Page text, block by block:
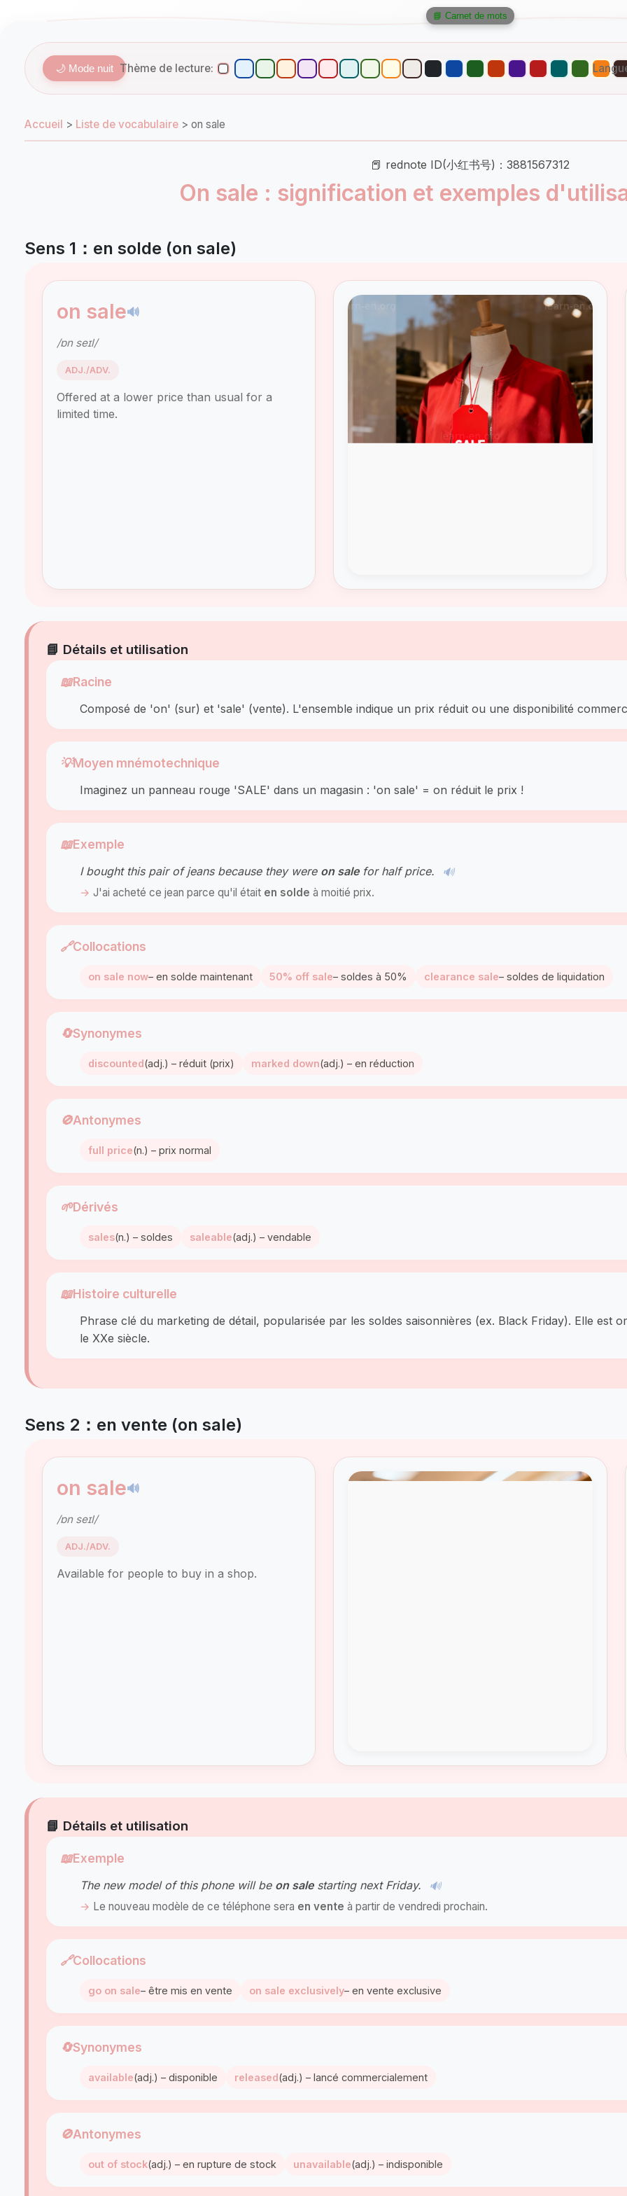
🌙 Mode nuit Thème de lecture:
Accueil > Liste de vocabulaire > on sale
📕 rednote ID(小红书号)：3881567312
On sale : signification et exemples
Sens 1：en solde (on sale)
on sale🔊
/ɒn seɪl/
ADJ./ADV.
Offered at a lower price than usual for a
limited time.
📘 Détails et utilisation
📖Racine
Composé de 'on' (sur) et 'sale' (vente). L'ensemble indique un prix réduit ou une disponibilité
💡Moyen mnémotechnique
Imaginez un panneau rouge 'SALE' dans un magasin : 'on sale' = on réduit le prix !
📖Exemple
I bought this pair of jeans because they were on salefor half price. 🔊
J'ai acheté ce jean parce qu'il était en solde à moitié prix.
🔗Collocations
on sale now– en solde maintenant 50% off sale– soldes à 50% clearance sale– soldes de liquidation
🔄Synonymes
discounted(adj.) – réduit (prix) marked down(adj.) – en réduction
🚫Antonymes
full price(n.) – prix normal
🌱Dérivés
sales(n.) – soldes saleable(adj.) – vendable
📖Histoire culturelle
Phrase clé du marketing de détail, popularisée par les soldes saisonnières (ex. Black Friday). Elle est
le XXe siècle.
Sens 2：en vente (on sale)
on sale🔊
/ɒn seɪl/
ADJ./ADV.
Available for people to buy in a shop.
📘 Détails et utilisation
📖Exemple
The new model of this phone will be on salestarting next Friday. 🔊
Le nouveau modèle de ce téléphone sera en vente à partir de vendredi prochain.
🔗Collocations
go on sale– être mis en vente on sale exclusively– en vente exclusive
🔄Synonymes
available(adj.) – disponible released(adj.) – lancé commercialement
🚫Antonymes
out of stock(adj.) – en rupture de stock unavailable(adj.) – indisponible
📘 Carnet de mots